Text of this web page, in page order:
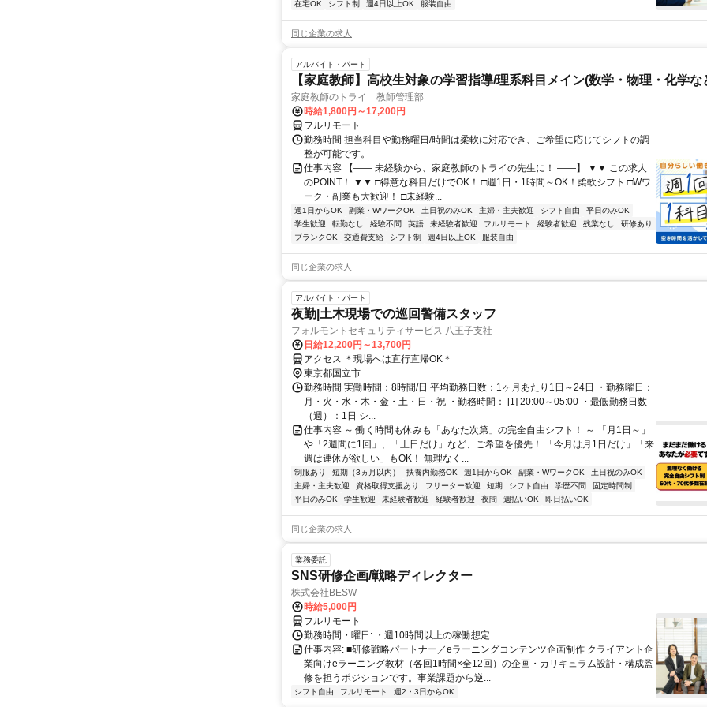
在宅OK シフト制 週4日以上OK 服装自由
同じ企業の求人
アルバイト・パート
【家庭教師】高校生対象の学習指導/理系科目メイン(数学・物理・化学な
家庭教師のトライ 教師管理部
時給1,800円～17,200円
フルリモート
勤務時間 担当科目や勤務曜日/時間は柔軟に対応でき、ご希望に応じてシフトの調
整が可能です。
仕事内容 【―― 未経験から、家庭教師のトライの先生に！ ――】 ▼▼ この求人
のPOINT！ ▼▼ □得意な科目だけでOK！ □週1日・1時間～OK！柔軟シフト □Wワ
ーク・副業も大歓迎！ □未経験...
週1日からOK 副業・WワークOK 土日祝のみOK 主婦・主夫歓迎 シフト自由
平日のみOK
学生歓迎
転勤なし 経験不問 英語 未経験者歓迎 フルリモート 経験者歓迎 残業なし
研修あり
ブランクOK
交通費支給 シフト制 週4日以上OK 服装自由
同じ企業の求人
アルバイト・パート
夜勤|土木現場での巡回警備スタッフ
フォルモントセキュリティサービス 八王子支社
日給12,200円～13,700円
アクセス ＊現場へは直行直帰OK＊
東京都国立市
勤務時間 実働時間：8時間/日 平均勤務日数：1ヶ月あたり1日～24日 ・勤務曜日：
月・火・水・木・金・土・日・祝 ・勤務時間： [1] 20:00～05:00 ・最低勤務日数
（週）：1日 シ...
仕事内容 ～ 働く時間も休みも「あなた次第」の完全自由シフト！ ～ 「月1日～」
や「2週間に1回」、「土日だけ」など、ご希望を優先！ 「今月は月1日だけ」「来
週は連休が欲しい」もOK！ 無理なく...
制服あり 短期（3ヵ月以内） 扶養内勤務OK 週1日からOK 副業・WワークOK
土日祝のみOK
主婦・主夫歓迎
資格取得支援あり フリーター歓迎 短期 シフト自由 学歴不問
固定時間制
平日のみOK
学生歓迎 未経験者歓迎 経験者歓迎 夜間 週払いOK 即日払いOK
同じ企業の求人
業務委託
SNS研修企画/戦略ディレクター
株式会社BESW
時給5,000円
フルリモート
勤務時間・曜日: ・週10時間以上の稼働想定
仕事内容: ■研修戦略パートナー／eラーニングコンテンツ企画制作 クライアント企
業向けeラーニング教材（各回1時間×全12回）の企画・カリキュラム設計・構成監
修を担うポジションです。事業課題から逆...
シフト自由 フルリモート 週2・3日からOK